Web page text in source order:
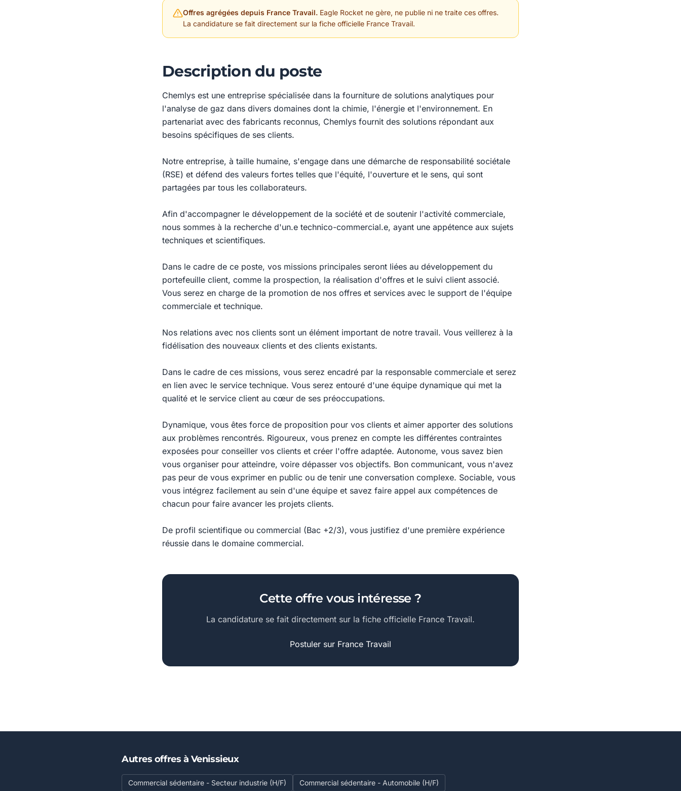
Offres agrégées depuis France Travail. Eagle Rocket ne gère, ne publie ni ne traite ces offres.
La candidature se fait directement sur la fiche officielle France Travail.
Description du poste
Chemlys est une entreprise spécialisée dans la fourniture de solutions analytiques pour
l'analyse de gaz dans divers domaines dont la chimie, l'énergie et l'environnement. En
partenariat avec des fabricants reconnus, Chemlys fournit des solutions répondant aux
besoins spécifiques de ses clients.
Notre entreprise, à taille humaine, s'engage dans une démarche de responsabilité sociétale
(RSE) et défend des valeurs fortes telles que l'équité, l'ouverture et le sens, qui sont
partagées par tous les collaborateurs.
Afin d'accompagner le développement de la société et de soutenir l'activité commerciale,
nous sommes à la recherche d'un.e technico-commercial.e, ayant une appétence aux sujets
techniques et scientifiques.
Dans le cadre de ce poste, vos missions principales seront liées au développement du
portefeuille client, comme la prospection, la réalisation d'offres et le suivi client associé.
Vous serez en charge de la promotion de nos offres et services avec le support de l'équipe
commerciale et technique.
Nos relations avec nos clients sont un élément important de notre travail. Vous veillerez à la
fidélisation des nouveaux clients et des clients existants.
Dans le cadre de ces missions, vous serez encadré par la responsable commerciale et serez
en lien avec le service technique. Vous serez entouré d'une équipe dynamique qui met la
qualité et le service client au cœur de ses préoccupations.
Dynamique, vous êtes force de proposition pour vos clients et aimer apporter des solutions
aux problèmes rencontrés. Rigoureux, vous prenez en compte les différentes contraintes
exposées pour conseiller vos clients et créer l'offre adaptée. Autonome, vous savez bien
vous organiser pour atteindre, voire dépasser vos objectifs. Bon communicant, vous n'avez
pas peur de vous exprimer en public ou de tenir une conversation complexe. Sociable, vous
vous intégrez facilement au sein d'une équipe et savez faire appel aux compétences de
chacun pour faire avancer les projets clients.
De profil scientifique ou commercial (Bac +2/3), vous justifiez d'une première expérience
réussie dans le domaine commercial.
Cette offre vous intéresse ?
La candidature se fait directement sur la fiche officielle France Travail.
Postuler sur France Travail
Autres offres à Venissieux
Commercial sédentaire - Secteur industrie (H/F)
Commercial sédentaire - Automobile (H/F)